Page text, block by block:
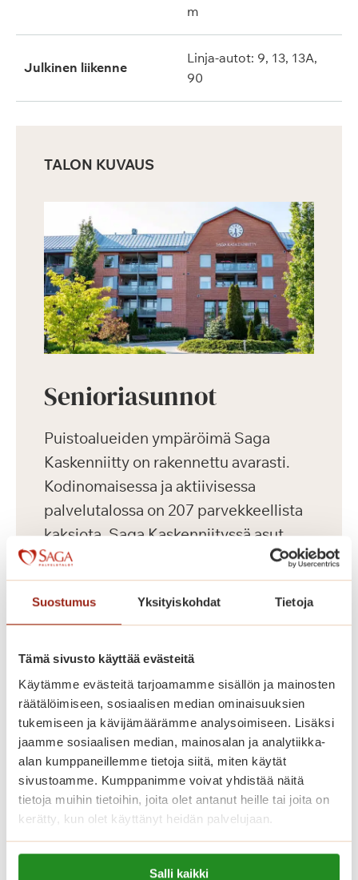
Suostumus Yksityiskohdat Tietoja
Tämä sivusto käyttää evästeitä
Käytämme evästeitä tarjoamamme sisällön ja mainosten
räätälöimiseen, sosiaalisen median ominaisuuksien
tukemiseen ja kävijämäärämme analysoimiseen. Lisäksi
jaamme sosiaalisen median, mainosalan ja analytiikka-
alan kumppaneillemme tietoja siitä, miten käytät
sivustoamme. Kumppanimme voivat yhdistää näitä
tietoja muihin tietoihin, joita olet antanut heille tai joita on
kerätty, kun olet käyttänyt heidän palvelujaan.
Lue lisää evästeistä:
https://sagacare.fi/evasteet/
Salli kaikki
m
Julkinen liikenne
Linja-autot: 9, 13, 13A,
90
TALON KUVAUS
Senioriasunnot
Puistoalueiden ympäröimä Saga
Kaskenniitty on rakennettu avarasti.
Kodinomaisessa ja aktiivisessa
palvelutalossa on 207 parvekkeellista
kaksiota. Saga Kaskenniityssä asut
omassa kodissasi, jonka voit sisustaa
mieleiseksesi. Kaikissa
senioriasunnoissa on ilmava
pohjaratkaisu, nykyaikainen keittiö,
esteetön kylpyhuone ja turvapuhelin.
Viihtyisissä yhteistiloissa ovat upeat
talvipuutarhat, ravintoloita, kirjasto,
saunaosasto sisä- ja ulkoaltaineen.
Saga-palvelutalon asunnoissa asut
turvallisesti ja saat apua aina, kun sitä
tarvitset.
Saga Kaskenniitty tarjoaa viihtyisää ja
laadukasta vuokra-asumista aktiivisille